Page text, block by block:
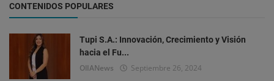
CONTENIDOS POPULARES
Tupi S.A.: Innovación, Crecimiento y Visión
hacia el Fu...
OlIANews Septiembre 26, 2024